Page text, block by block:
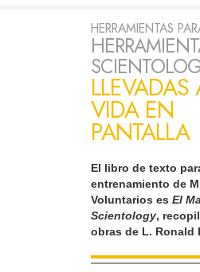
HERRAMIENTAS
VIDA EN
PANTALLA
El libro de texto
entrenamiento de
Voluntarios es El
Scientology,
obras de L. Ronald